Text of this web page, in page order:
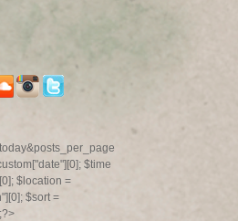
$time
$location =
$sort =